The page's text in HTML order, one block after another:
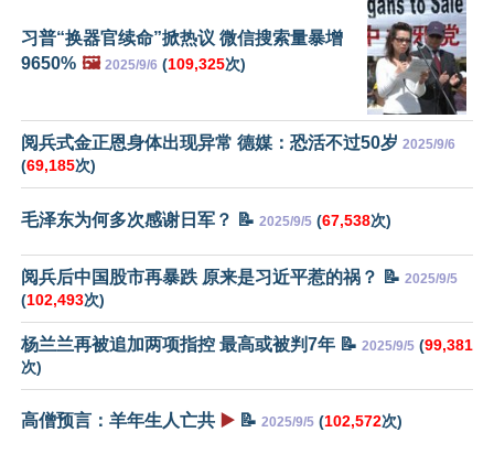
习普“换器官续命”掀热议 微信搜索量暴增
9650% 🖼️ 2025/9/6 (109,325次)
阅兵式金正恩身体出现异常 德媒：恐活不过50岁 2025/9/6
(69,185次)
毛泽东为何多次感谢日军？ 📝 2025/9/5 (67,538次)
阅兵后中国股市再暴跌 原来是习近平惹的祸？ 📝 2025/9/5
(102,493次)
杨兰兰再被追加两项指控 最高或被判7年 📝 2025/9/5 (99,381
次)
高僧预言：羊年生人亡共 ▶️ 📝 2025/9/5 (102,572次)